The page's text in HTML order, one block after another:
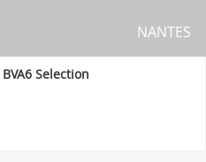
NANTES
Selection